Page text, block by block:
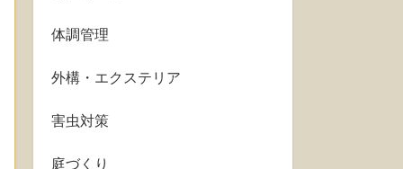
体調管理
外構・エクステリア
害虫対策
庭づくり